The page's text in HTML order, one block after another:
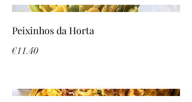
Peixinhos da Horta
€11.40